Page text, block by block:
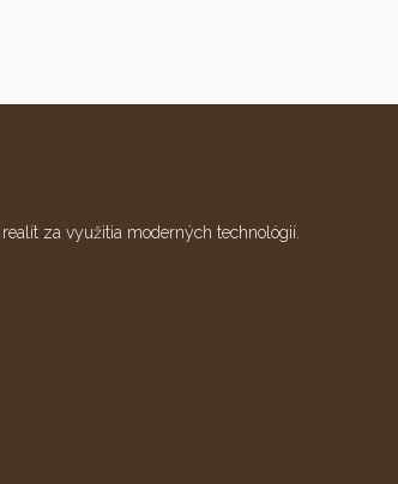
za využitia moderných technológií.